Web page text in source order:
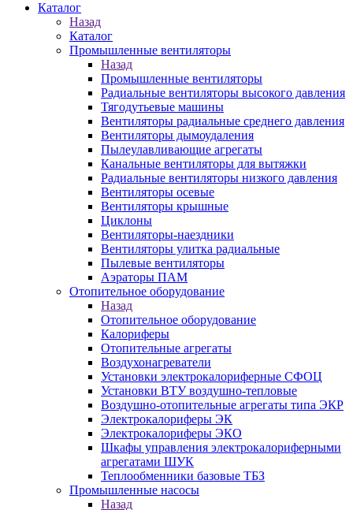
Каталог
Назад
Каталог
Промышленные вентиляторы
Назад
Промышленные вентиляторы
Радиальные вентиляторы высокого давления
Тягодутьевые машины
Вентиляторы радиальные среднего давления
Вентиляторы дымоудаления
Пылеулавливающие агрегаты
Канальные вентиляторы для вытяжки
Радиальные вентиляторы низкого давления
Вентиляторы осевые
Вентиляторы крышные
Циклоны
Вентиляторы-наездники
Вентиляторы улитка радиальные
Пылевые вентиляторы
Аэраторы ПАМ
Отопительное оборудование
Назад
Отопительное оборудование
Калориферы
Отопительные агрегаты
Воздухонагреватели
Установки электрокалориферные СФОЦ
Установки ВТУ воздушно-тепловые
Воздушно-отопительные агрегаты типа ЭКР
Электрокалориферы ЭК
Электрокалориферы ЭКО
Шкафы управления электрокалориферными
агрегатами ШУК
Теплообменники базовые ТБЗ
Промышленные насосы
Назад